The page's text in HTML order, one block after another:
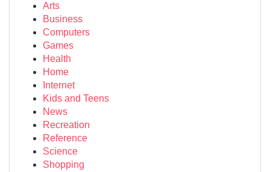
Arts
Business
Computers
Games
Health
Home
Internet
Kids and Teens
News
Recreation
Reference
Science
Shopping